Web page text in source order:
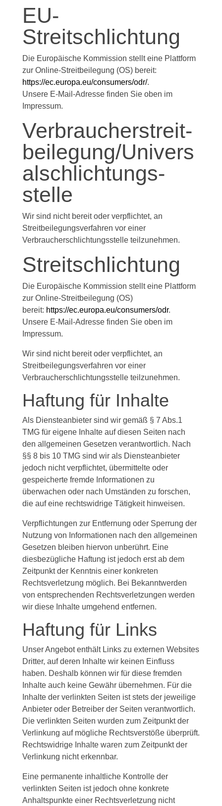
EU-
Streitschlichtung
Die Europäische Kommission stellt eine Plattform
zur Online-Streitbeilegung (OS) bereit:
https://ec.europa.eu/consumers/odr/.
Unsere E-Mail-Adresse finden Sie oben im
Impressum.
Verbraucher­streit­
beilegung/Univers
al­schlichtungs­
stelle
Wir sind nicht bereit oder verpflichtet, an
Streitbeilegungsverfahren vor einer
Verbraucherschlichtungsstelle teilzunehmen.
Streitschlichtung
Die Europäische Kommission stellt eine Plattform
zur Online-Streitbeilegung (OS)
bereit: https://ec.europa.eu/consumers/odr.
Unsere E-Mail-Adresse finden Sie oben im
Impressum.
Wir sind nicht bereit oder verpflichtet, an
Streitbeilegungsverfahren vor einer
Verbraucherschlichtungsstelle teilzunehmen.
Haftung für Inhalte
Als Diensteanbieter sind wir gemäß § 7 Abs.1
TMG für eigene Inhalte auf diesen Seiten nach
den allgemeinen Gesetzen verantwortlich. Nach
§§ 8 bis 10 TMG sind wir als Diensteanbieter
jedoch nicht verpflichtet, übermittelte oder
gespeicherte fremde Informationen zu
überwachen oder nach Umständen zu forschen,
die auf eine rechtswidrige Tätigkeit hinweisen.
Verpflichtungen zur Entfernung oder Sperrung der
Nutzung von Informationen nach den allgemeinen
Gesetzen bleiben hiervon unberührt. Eine
diesbezügliche Haftung ist jedoch erst ab dem
Zeitpunkt der Kenntnis einer konkreten
Rechtsverletzung möglich. Bei Bekanntwerden
von entsprechenden Rechtsverletzungen werden
wir diese Inhalte umgehend entfernen.
Haftung für Links
Unser Angebot enthält Links zu externen Websites
Dritter, auf deren Inhalte wir keinen Einfluss
haben. Deshalb können wir für diese fremden
Inhalte auch keine Gewähr übernehmen. Für die
Inhalte der verlinkten Seiten ist stets der jeweilige
Anbieter oder Betreiber der Seiten verantwortlich.
Die verlinkten Seiten wurden zum Zeitpunkt der
Verlinkung auf mögliche Rechtsverstöße überprüft.
Rechtswidrige Inhalte waren zum Zeitpunkt der
Verlinkung nicht erkennbar.
Eine permanente inhaltliche Kontrolle der
verlinkten Seiten ist jedoch ohne konkrete
Anhaltspunkte einer Rechtsverletzung nicht